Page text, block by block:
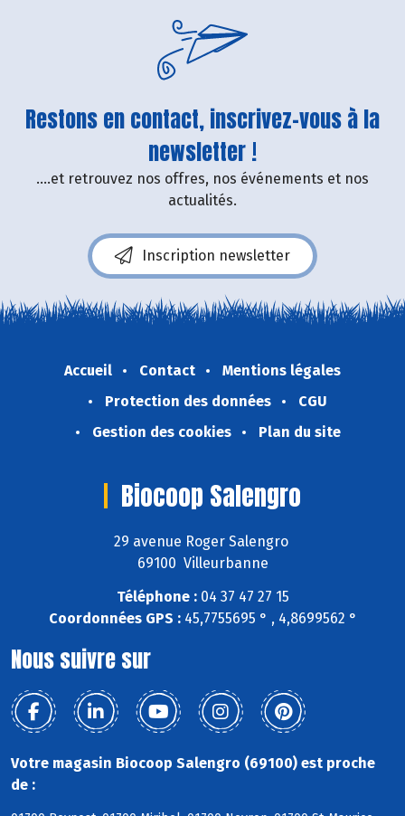
Restons en contact, inscrivez-vous à la
newsletter !
....et retrouvez nos offres, nos événements et nos
actualités.
Inscription newsletter
Accueil Contact
Mentions légales
Protection des données
CGU
Gestion des cookies
Plan du site
Biocoop Salengro
29 avenue Roger Salengro
69100 Villeurbanne
Téléphone :04 37 47 27 15
Coordonnées GPS :45,7755695 ° , 4,8699562 °
Nous suivre sur
Votre magasin Biocoop Salengro (69100) est proche
de :